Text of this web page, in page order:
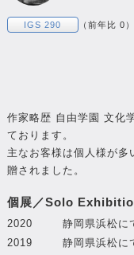
IGS 290 （前年比 0）
作家略歴 自由学園 文化
ております。
主なお客様は個人様が
贈されました。
個展／Solo
2020
静岡県浜松に
2019
静岡県浜松に